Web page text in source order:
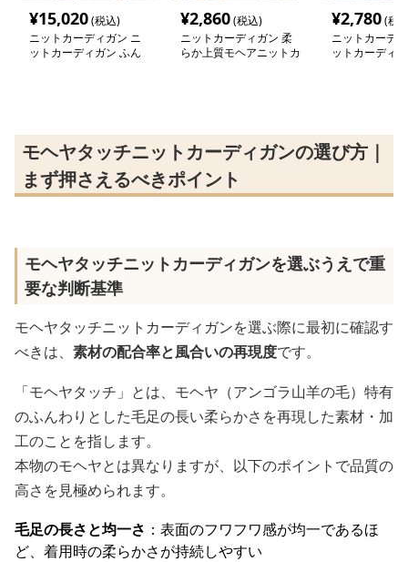
¥15,020(税込)
ニットカーディガン ニ
ットカーディガン ふん
¥2,860(税込)
ニットカーディガン 柔
らか上質モヘアニットカ
¥2,780(税
ニットカーデ
ットカーディ
モヘヤタッチニットカーディガンの選び方｜
まず押さえるべきポイント
モヘヤタッチニットカーディガンを選ぶうえで重
要な判断基準
モヘヤタッチニットカーディガンを選ぶ際に最初に確認す
べきは、 素材の配合率と風合いの再現度です。
「モヘヤタッチ」とは、モヘヤ（アンゴラ山羊の毛）特有
のふんわりとした毛足の長い柔らかさを再現した素材・加
工のことを指します。
本物のモヘヤとは異なりますが、以下のポイントで品質の
高さを見極められます。
毛足の長さと均一さ ：表面のフワフワ感が均一であるほ
ど、着用時の柔らかさが持続しやすい